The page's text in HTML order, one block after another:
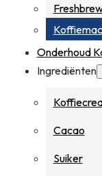
Onderhoud
Ingrediënten
Cacao
Suiker